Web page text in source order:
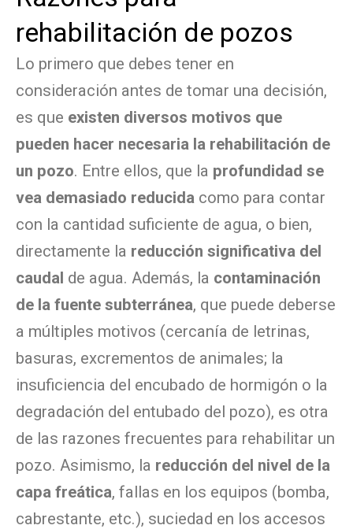
rehabilitación de pozos
Lo primero que debes tener en
consideración antes de tomar una decisión,
es que existen diversos motivos que
pueden hacer necesaria la rehabilitación de
un pozo. Entre ellos, que la profundidad se
vea demasiado reducida como para contar
con la cantidad suficiente de agua, o bien,
directamente la reducción significativa del
caudal de agua. Además, la contaminación
de la fuente subterránea, que puede deberse
a múltiples motivos (cercanía de letrinas,
basuras, excrementos de animales; la
insuficiencia del encubado de hormigón o la
degradación del entubado del pozo), es otra
de las razones frecuentes para rehabilitar un
pozo. Asimismo, la reducción del nivel de la
capa freática, fallas en los equipos (bomba,
cabrestante, etc.), suciedad en los accesos